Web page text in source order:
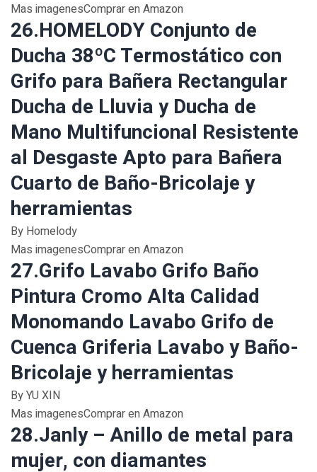
Mas imagenesComprar en Amazon
26.HOMELODY Conjunto de
Ducha 38ºC Termostático con
Grifo para Bañera Rectangular
Ducha de Lluvia y Ducha de
Mano Multifuncional Resistente
al Desgaste Apto para Bañera
Cuarto de Baño-Bricolaje y
herramientas
By Homelody
Mas imagenesComprar en Amazon
27.Grifo Lavabo Grifo Baño
Pintura Cromo Alta Calidad
Monomando Lavabo Grifo de
Cuenca Griferia Lavabo y Baño-
Bricolaje y herramientas
By YU XIN
Mas imagenesComprar en Amazon
28.Janly – Anillo de metal para
mujer, con diamantes